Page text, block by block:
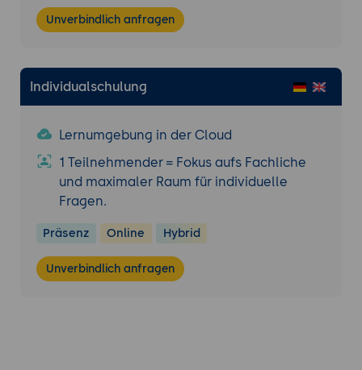
Integration und Verwaltung
Integration mit anderen Tools und
Anbindung an Suchmaschinen und
Datenbanken: Elasticsearch, SQL-
Datenbanken.
Sicherheitsaspekte in der Retrieval-
Datenschutzrichtlinien.
synchronisierung: Verwaltung von
Indexierungsprozessen und Echtzeit-
Scripting und Automatisierung
Unverbindlich anfragen
Individualschulung
Lernumgebung in der Cloud
1 Teilnehmender = Fokus aufs Fachliche
und maximaler Raum für individuelle
Fragen.
Präsenz Online Hybrid
Unverbindlich anfragen